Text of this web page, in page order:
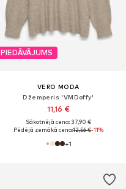
PIEDĀVĀJUMS
VERO MODA
Džemperis 'VMDoffy'
11,16 €
Sākotnējā cena: 37,90 €
Pēdējā zemākā cena:12,56 €-11%
+1